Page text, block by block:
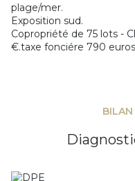
plage/mer.
Exposition sud.
Copropriété de 75 lots -
€.taxe fonciére 790
BILAN